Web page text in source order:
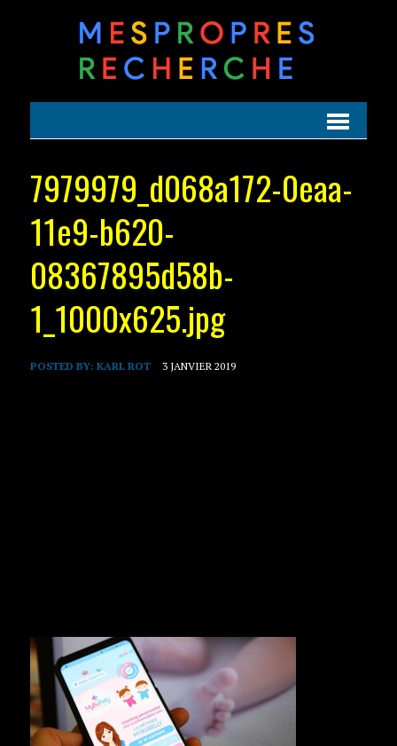
7979979_d068a172-0eaa-
11e9-b620-
08367895d58b-
1_1000x625.jpg
POSTED BY: KARL ROT 3 JANVIER 2019